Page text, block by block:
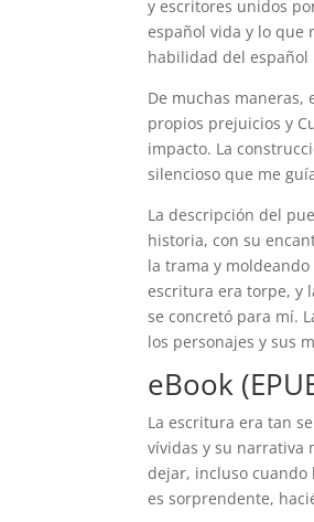
y escritores unidos
español vida y lo que
habilidad del
De muchas
propios prejuicios y
impacto. La
silencioso que me
La descripción del
historia, con su
la trama y
escritura era torpe, y
se concretó para mí.
los personajes y sus
eBook
La escritura era tan
vívidas y su narrativa
dejar, incluso
es sorprendente,